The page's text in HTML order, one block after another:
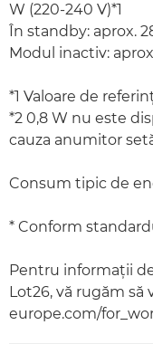
W (220-240 V)*1
În standby: aprox.
Modul inactiv:
*1 Valoare de
*2 0,8 W nu este
cauza anumitor
Consum tipic de
* Conform
Pentru informaţii
Lot26, vă rugăm
europe.com/